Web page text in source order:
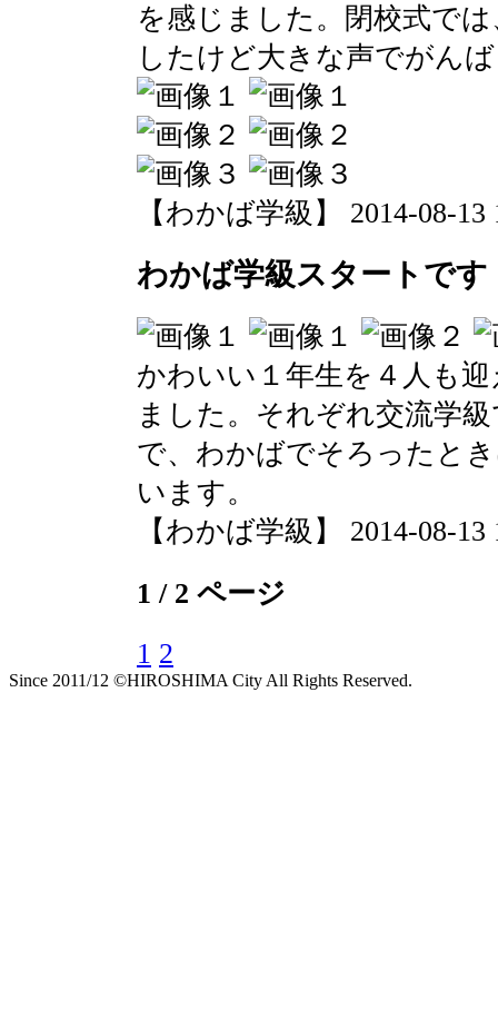
を感じました。閉校式で
したけど大きな声でがん
【わかば学級】 2014-08-13
わかば学級スタートです
かわいい１年生を４人も
ました。それぞれ交流学
で、わかばでそろったと
います。
【わかば学級】 2014-08-13
1 / 2 ページ
1 2
Since 2011/12 ©HIROSHIMA City All Rights Reserved.